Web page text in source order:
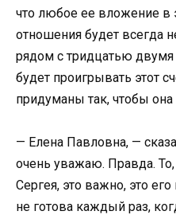
что любое ее вложение в
отношения будет всегда
рядом с тридцатью двумя
будет проигрывать этот
придуманы так, чтобы
— Елена Павловна, —
очень уважаю. Правда.
Сергея, это важно, это
не готова каждый раз,